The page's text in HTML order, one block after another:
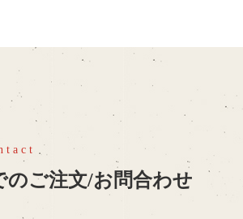
のご注文/お問合わせ